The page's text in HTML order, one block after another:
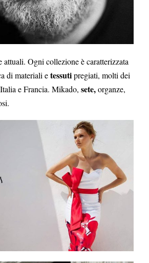
attuali. Ogni collezione è caratterizzata
di materiali etessutipregiati, molti dei
e Francia. Mikado, sete,organze,